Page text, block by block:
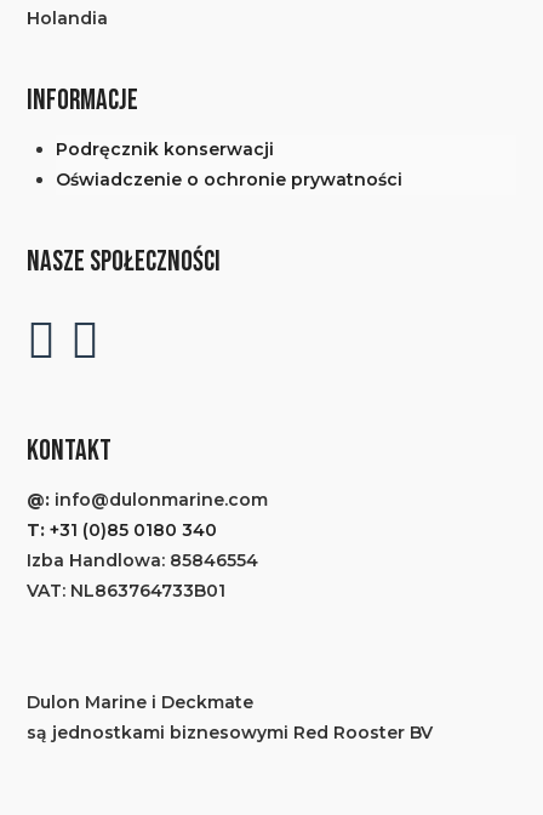
Holandia
INFORMACJE
Podręcznik konserwacji
Oświadczenie o ochronie prywatności
NASZE SPOŁECZNOŚCI
KONTAKT
@: info@dulonmarine.com
T: +31 (0)85 0180 340
Izba Handlowa: 85846554
VAT: NL863764733B01
Dulon Marine i Deckmate
są jednostkami biznesowymi Red Rooster BV